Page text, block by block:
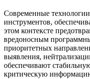
Современные
инструментов,
этом контексте
вредоносным
приоритетных
выявления,
обеспечивают
критическую